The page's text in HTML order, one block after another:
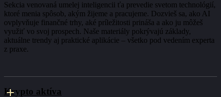
Sekcia venovaná umelej inteligencii ťa prevedie svetom technológií,
ktoré menia spôsob, akým žijeme a pracujeme. Dozvieš sa, ako AI
ovplyvňuje finančné trhy, aké príležitosti prináša a ako ju môžeš
využiť vo svoj prospech. Naše materiály pokrývajú základy,
aktuálne trendy aj praktické aplikácie – všetko pod vedením experta
z praxe.
Krypto aktíva